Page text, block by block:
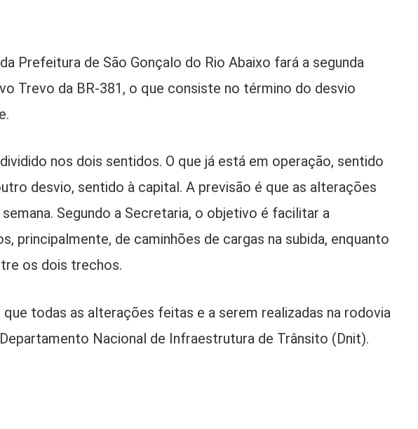
Prefeitura de São Gonçalo do Rio Abaixo fará a segunda
Trevo da BR-381, o que consiste no término do desvio
nos dois sentidos. O que já está em operação, sentido
desvio, sentido à capital. A previsão é que as alterações
Segundo a Secretaria, o objetivo é facilitar a
principalmente, de caminhões de cargas na subida, enquanto
os dois trechos.
todas as alterações feitas e a serem realizadas na rodovia
Nacional de Infraestrutura de Trânsito (Dnit).